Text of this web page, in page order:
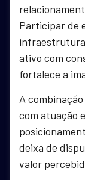
Participar de
ativo com
fortalece a
A
com atuação
deixa de
valor